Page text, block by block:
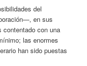
del
en sus
con una
las enormes
han sido puestas